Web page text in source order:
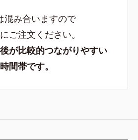
混み合いますので
ご注文ください。
が比較的つながりやすい
時間帯です。